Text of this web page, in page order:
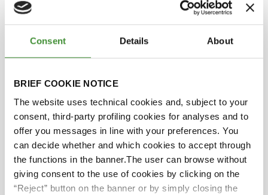
Consent Details About
BRIEF COOKIE NOTICE
The website uses technical cookies and, subject to your
consent, third-party profiling cookies for analyses and to
offer you messages in line with your preferences. You
can decide whether and which cookies to accept through
the functions in the banner.The user can browse without
giving consent to the use of cookies by clicking on the
“Reject” button on the banner or by simply closing the
Bruno Pernas
Luís Bulhão Martins
¿Lo sabías?
La familia de Luís es propietaria de Herdade
do Pigeiro desde principios del siglo XIX. La